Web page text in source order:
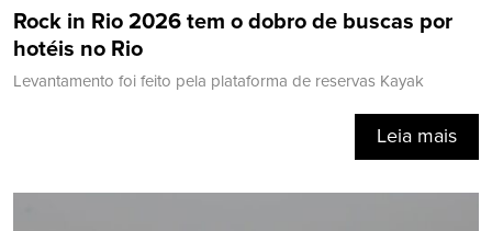
Rock in Rio 2026 tem o dobro de buscas por
hotéis no Rio
Levantamento foi feito pela plataforma de reservas Kayak
Leia mais